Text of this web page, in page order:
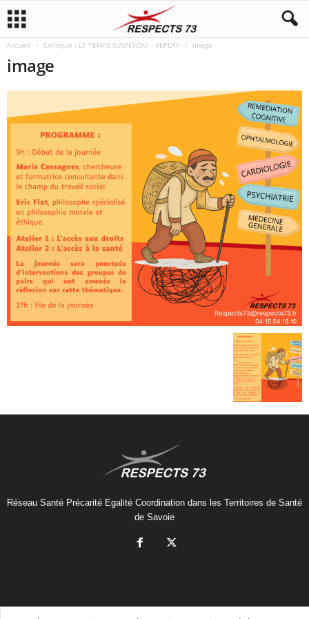
Accueil Colloque : LE TEMPS SUSPENDU – REPLAY image
image
Réseau Santé Précarité Egalité Coordination dans les Territoires de Santé
de Savoie